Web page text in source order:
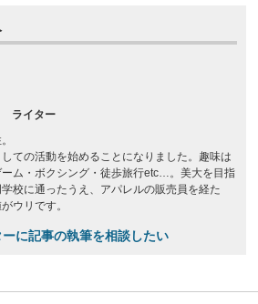
ライター
ての活動を始めることになりました。趣味は
ム・ボクシング・徒歩旅行etc…。美大を目指
校に通ったうえ、アパレルの販売員を経た
ウリです。
に記事の執筆を相談したい